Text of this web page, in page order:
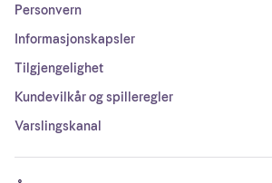
Personvern
Informasjonskapsler
Tilgjengelighet
Kundevilkår og spilleregler
Varslingskanal